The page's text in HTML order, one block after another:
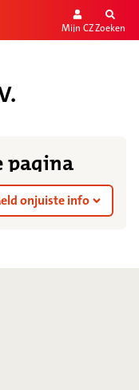
Mijn CZZoeken
pagina
onjuiste info